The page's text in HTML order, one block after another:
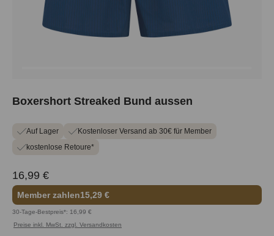
Boxershort Streaked Bund aussen
Auf Lager
Kostenloser Versand ab 30€ für Member
kostenlose Retoure*
16,99 €
Member zahlen15,29 €
30-Tage-Bestpreis*: 16,99 €
Preise inkl. MwSt. zzgl. Versandkosten